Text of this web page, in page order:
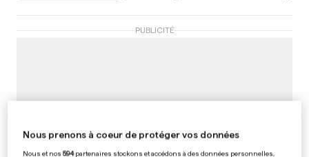
PUBLICITÉ
Nous prenons à coeur de protéger vos données
Nous et nos594partenaires stockons et accédons à des données personnelles,